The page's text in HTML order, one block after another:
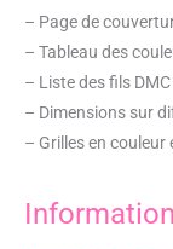
– Page de
– Tableau des
– Liste des fils
– Dimensions sur
– Grilles en couleur